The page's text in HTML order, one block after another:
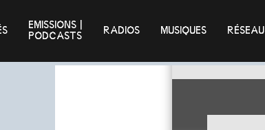
EMISSIONS |
PODCASTS
RADIOS MUSIQUES RÉSEAU